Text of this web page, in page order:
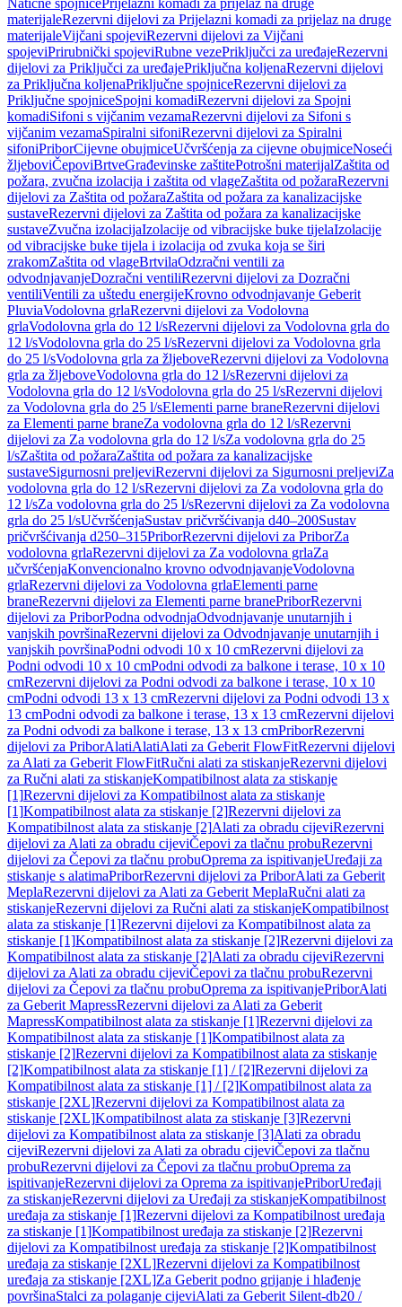
Natične spojnicePrijelazni komadi za prijelaz na druge
materijaleRezervni dijelovi za Prijelazni komadi za prijelaz na druge
materijaleVijčani spojeviRezervni dijelovi za Vijčani
spojeviPrirubnički spojeviRubne vezePriključci za uređajeRezervni
dijelovi za Priključci za uređajePriključna koljenaRezervni dijelovi
za Priključna koljenaPriključne spojniceRezervni dijelovi za
Priključne spojniceSpojni komadiRezervni dijelovi za Spojni
komadiSifoni s vijčanim vezamaRezervni dijelovi za Sifoni s
vijčanim vezamaSpiralni sifoniRezervni dijelovi za Spiralni
sifoniPriborCijevne obujmiceUčvršćenja za cijevne obujmiceNoseći
žljeboviČepoviBrtveGrađevinske zaštitePotrošni materijalZaštita od
požara, zvučna izolacija i zaštita od vlageZaštita od požaraRezervni
dijelovi za Zaštita od požaraZaštita od požara za kanalizacijske
sustaveRezervni dijelovi za Zaštita od požara za kanalizacijske
sustaveZvučna izolacijaIzolacije od vibracijske buke tijelaIzolacije
od vibracijske buke tijela i izolacija od zvuka koja se širi
zrakomZaštita od vlageBrtvilaOdzračni ventili za
odvodnjavanjeDozračni ventiliRezervni dijelovi za Dozračni
ventiliVentili za uštedu energijeKrovno odvodnjavanje Geberit
PluviaVodolovna grlaRezervni dijelovi za Vodolovna
grlaVodolovna grla do 12 l/sRezervni dijelovi za Vodolovna grla do
12 l/sVodolovna grla do 25 l/sRezervni dijelovi za Vodolovna grla
do 25 l/sVodolovna grla za žljeboveRezervni dijelovi za Vodolovna
grla za žljeboveVodolovna grla do 12 l/sRezervni dijelovi za
Vodolovna grla do 12 l/sVodolovna grla do 25 l/sRezervni dijelovi
za Vodolovna grla do 25 l/sElementi parne braneRezervni dijelovi
za Elementi parne braneZa vodolovna grla do 12 l/sRezervni
dijelovi za Za vodolovna grla do 12 l/sZa vodolovna grla do 25
l/sZaštita od požaraZaštita od požara za kanalizacijske
sustaveSigurnosni preljeviRezervni dijelovi za Sigurnosni preljeviZa
vodolovna grla do 12 l/sRezervni dijelovi za Za vodolovna grla do
12 l/sZa vodolovna grla do 25 l/sRezervni dijelovi za Za vodolovna
grla do 25 l/sUčvršćenjaSustav pričvršćivanja d40–200Sustav
pričvršćivanja d250–315PriborRezervni dijelovi za PriborZa
vodolovna grlaRezervni dijelovi za Za vodolovna grlaZa
učvršćenjaKonvencionalno krovno odvodnjavanjeVodolovna
grlaRezervni dijelovi za Vodolovna grlaElementi parne
braneRezervni dijelovi za Elementi parne branePriborRezervni
dijelovi za PriborPodna odvodnjaOdvodnjavanje unutarnjih i
vanjskih površinaRezervni dijelovi za Odvodnjavanje unutarnjih i
vanjskih površinaPodni odvodi 10 x 10 cmRezervni dijelovi za
Podni odvodi 10 x 10 cmPodni odvodi za balkone i terase, 10 x 10
cmRezervni dijelovi za Podni odvodi za balkone i terase, 10 x 10
cmPodni odvodi 13 x 13 cmRezervni dijelovi za Podni odvodi 13 x
13 cmPodni odvodi za balkone i terase, 13 x 13 cmRezervni dijelovi
za Podni odvodi za balkone i terase, 13 x 13 cmPriborRezervni
dijelovi za PriborAlatiAlatiAlati za Geberit FlowFitRezervni dijelovi
za Alati za Geberit FlowFitRučni alati za stiskanjeRezervni dijelovi
za Ručni alati za stiskanjeKompatibilnost alata za stiskanje
[1]Rezervni dijelovi za Kompatibilnost alata za stiskanje
[1]Kompatibilnost alata za stiskanje [2]Rezervni dijelovi za
Kompatibilnost alata za stiskanje [2]Alati za obradu cijeviRezervni
dijelovi za Alati za obradu cijeviČepovi za tlačnu probuRezervni
dijelovi za Čepovi za tlačnu probuOprema za ispitivanjeUređaji za
stiskanje s alatimaPriborRezervni dijelovi za PriborAlati za Geberit
MeplaRezervni dijelovi za Alati za Geberit MeplaRučni alati za
stiskanjeRezervni dijelovi za Ručni alati za stiskanjeKompatibilnost
alata za stiskanje [1]Rezervni dijelovi za Kompatibilnost alata za
stiskanje [1]Kompatibilnost alata za stiskanje [2]Rezervni dijelovi za
Kompatibilnost alata za stiskanje [2]Alati za obradu cijeviRezervni
dijelovi za Alati za obradu cijeviČepovi za tlačnu probuRezervni
dijelovi za Čepovi za tlačnu probuOprema za ispitivanjePriborAlati
za Geberit MapressRezervni dijelovi za Alati za Geberit
MapressKompatibilnost alata za stiskanje [1]Rezervni dijelovi za
Kompatibilnost alata za stiskanje [1]Kompatibilnost alata za
stiskanje [2]Rezervni dijelovi za Kompatibilnost alata za stiskanje
[2]Kompatibilnost alata za stiskanje [1] / [2]Rezervni dijelovi za
Kompatibilnost alata za stiskanje [1] / [2]Kompatibilnost alata za
stiskanje [2XL]Rezervni dijelovi za Kompatibilnost alata za
stiskanje [2XL]Kompatibilnost alata za stiskanje [3]Rezervni
dijelovi za Kompatibilnost alata za stiskanje [3]Alati za obradu
cijeviRezervni dijelovi za Alati za obradu cijeviČepovi za tlačnu
probuRezervni dijelovi za Čepovi za tlačnu probuOprema za
ispitivanjeRezervni dijelovi za Oprema za ispitivanjePriborUređaji
za stiskanjeRezervni dijelovi za Uređaji za stiskanjeKompatibilnost
uređaja za stiskanje [1]Rezervni dijelovi za Kompatibilnost uređaja
za stiskanje [1]Kompatibilnost uređaja za stiskanje [2]Rezervni
dijelovi za Kompatibilnost uređaja za stiskanje [2]Kompatibilnost
uređaja za stiskanje [2XL]Rezervni dijelovi za Kompatibilnost
uređaja za stiskanje [2XL]Za Geberit podno grijanje i hlađenje
površinaStalci za polaganje cijeviAlati za Geberit Silent-db20 /